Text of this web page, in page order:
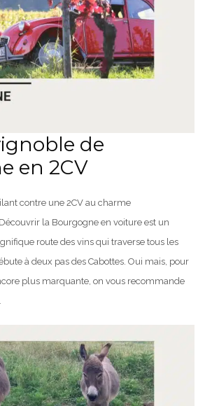
de
en 2CV
contre une 2CV au charme
la Bourgogne en voiture est un
route des vins qui traverse tous les
à deux pas des Cabottes. Oui mais, pour
plus marquante, on vous recommande